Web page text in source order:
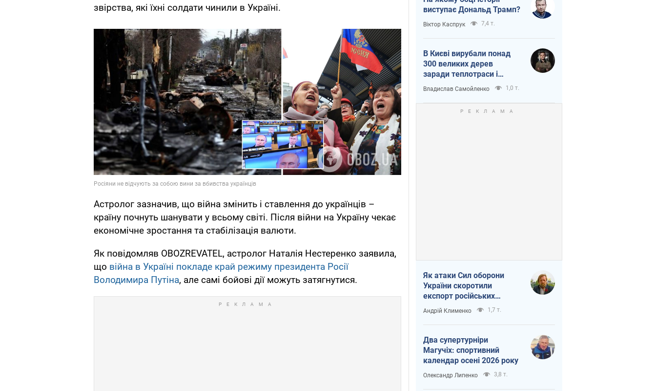
звірства, які їхні солдати чинили в Україні.
Астролог зазначив, що війна змінить і ставлення до українців –
країну почнуть шанувати у всьому світі. Після війни на Україну чекає
економічне зростання та стабілізація валюти.
Як повідомляв OBOZREVATEL, астролог Наталія Нестеренко заявила,
що війна в Україні покладе край режиму президента Росії
Володимира Путіна, але самі бойові дії можуть затягнутися.
виступає Дональд Трамп?
Віктор Каспрук 7,4 т.
В Києві вирубали понад
300 великих дерев
заради теплотраси і
всупереч Генплану
Владислав Самойленко 1,0 т.
Як атаки Сил оборони
України скоротили
експорт російських
нафтопродуктів
Андрій Клименко 1,7 т.
Два супертурніри
Магучіх: спортивний
календар осені 2026 року
Олександр Липенко 3,8 т.